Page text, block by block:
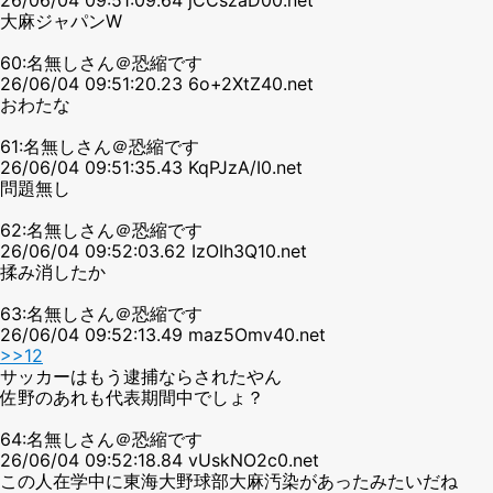
大麻ジャパンW
60:名無しさん＠恐縮です
26/06/04 09:51:20.23 6o+2XtZ40.net
おわたな
61:名無しさん＠恐縮です
26/06/04 09:51:35.43 KqPJzA/I0.net
問題無し
62:名無しさん＠恐縮です
26/06/04 09:52:03.62 IzOIh3Q10.net
揉み消したか
63:名無しさん＠恐縮です
26/06/04 09:52:13.49 maz5Omv40.net
>>12
サッカーはもう逮捕ならされたやん
佐野のあれも代表期間中でしょ？
64:名無しさん＠恐縮です
26/06/04 09:52:18.84 vUskNO2c0.net
この人在学中に東海大野球部大麻汚染があったみたいだね